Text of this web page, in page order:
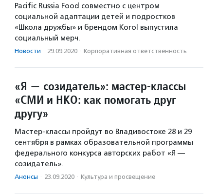
Pacific Russia Food совместно с центром
социальной адаптации детей и подростков
«Школа дружбы» и брендом Korol выпустила
социальный мерч.
Новости · 29.09.2020 · Корпоративная ответственность
«Я — созидатель»: мастер-классы
«СМИ и НКО: как помогать друг
другу»
Мастер-классы пройдут во Владивостоке 28 и 29
сентября в рамках образовательной программы
федерального конкурса авторских работ «Я —
созидатель».
Анонсы · 23.09.2020 · Культура и просвещение